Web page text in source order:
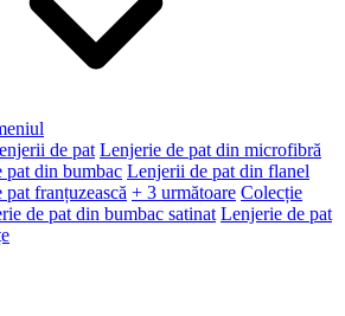
de pat Lenjerie de pat din microfibră
pat din bumbac Lenjerii de pat din flanel
franțuzească + 3 următoare Colecție
de pat din bumbac satinat Lenjerie de pat